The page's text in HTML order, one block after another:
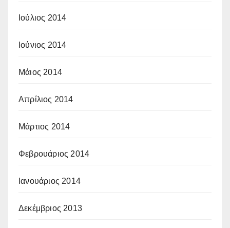
Ιούλιος 2014
Ιούνιος 2014
Μάιος 2014
Απρίλιος 2014
Μάρτιος 2014
Φεβρουάριος 2014
Ιανουάριος 2014
Δεκέμβριος 2013